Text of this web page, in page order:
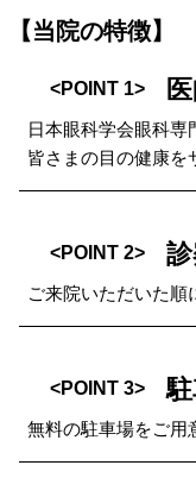
【当院の特徴】
<POINT 1>
日本眼科学会眼科
皆さまの目の健康を
<POINT 2>
ご来院いただいた順
<POINT 3>
無料の駐車場をご用